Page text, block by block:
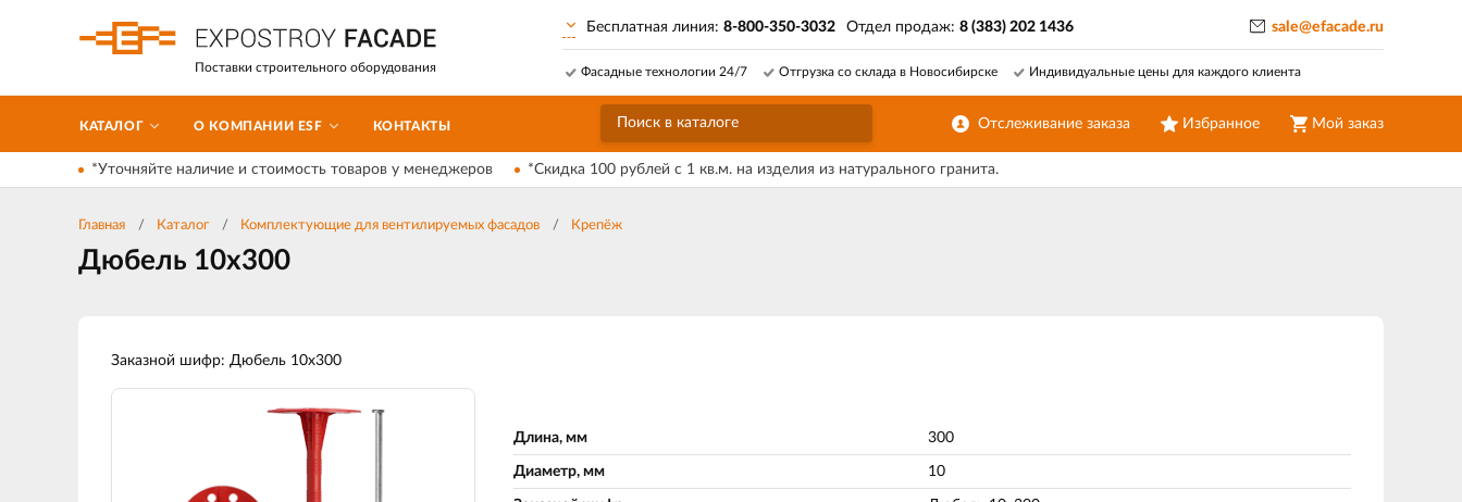
Поставки строительного оборудования
Бесплатная линия: 8-800-350-3032 Отдел продаж: 8 (383) 202 1436
Отслеживание заказа Избранное Мой заказ
Фасадные технологии 24/7 Отгрузка со склада в Новосибирске Индивидуальные цены для каждого клиента
КАТАЛОГ О КОМПАНИИ ESF КОНТАКТЫ
sale@efacade.ru
*Уточняйте наличие и стоимость товаров у менеджеров *Скидка 100 рублей с 1 кв.м. на изделия из натурального гранита.
Главная Каталог Комплектующие для вентилируемых фасадов Крепёж
Дюбель 10х300
Заказной шифр: Дюбель 10х300
Длина, мм 300
Диаметр, мм 10